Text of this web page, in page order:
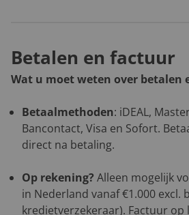
Betalen en factuur
Wat u moet weten over betalen
Betaalmethoden: iDEAL,
Bancontact, Visa en Sofort.
direct na betaling.
Op rekening? Alleen mogelijk
in Nederland vanaf €1.000 excl.
kredietverzekeraar). Factuur op